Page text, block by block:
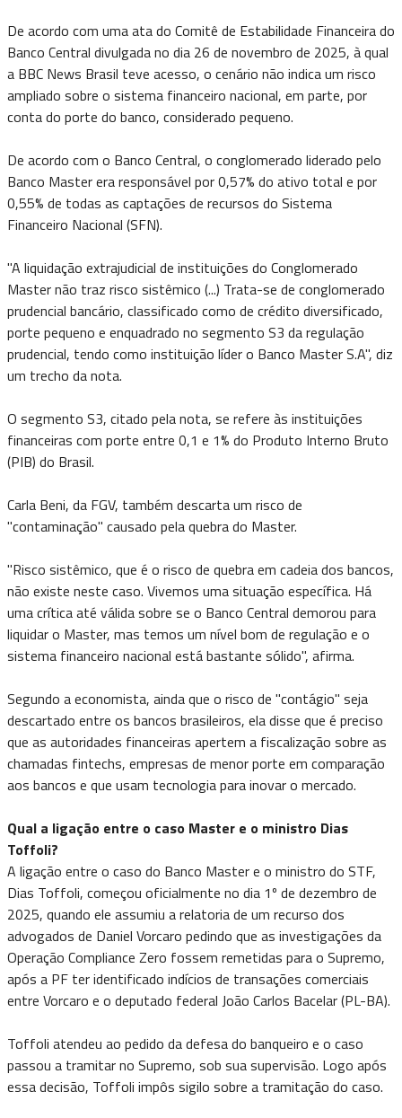
De acordo com uma ata do Comitê de Estabilidade Financeira do
Banco Central divulgada no dia 26 de novembro de 2025, à qual
a BBC News Brasil teve acesso, o cenário não indica um risco
ampliado sobre o sistema financeiro nacional, em parte, por
conta do porte do banco, considerado pequeno.
De acordo com o Banco Central, o conglomerado liderado pelo
Banco Master era responsável por 0,57% do ativo total e por
0,55% de todas as captações de recursos do Sistema
Financeiro Nacional (SFN).
"A liquidação extrajudicial de instituições do Conglomerado
Master não traz risco sistêmico (...) Trata-se de conglomerado
prudencial bancário, classificado como de crédito diversificado,
porte pequeno e enquadrado no segmento S3 da regulação
prudencial, tendo como instituição líder o Banco Master S.A", diz
um trecho da nota.
O segmento S3, citado pela nota, se refere às instituições
financeiras com porte entre 0,1 e 1% do Produto Interno Bruto
(PIB) do Brasil.
Carla Beni, da FGV, também descarta um risco de
"contaminação" causado pela quebra do Master.
"Risco sistêmico, que é o risco de quebra em cadeia dos bancos,
não existe neste caso. Vivemos uma situação específica. Há
uma crítica até válida sobre se o Banco Central demorou para
liquidar o Master, mas temos um nível bom de regulação e o
sistema financeiro nacional está bastante sólido", afirma.
Segundo a economista, ainda que o risco de "contágio" seja
descartado entre os bancos brasileiros, ela disse que é preciso
que as autoridades financeiras apertem a fiscalização sobre as
chamadas fintechs, empresas de menor porte em comparação
aos bancos e que usam tecnologia para inovar o mercado.
Qual a ligação entre o caso Master e o ministro Dias
Toffoli?
A ligação entre o caso do Banco Master e o ministro do STF,
Dias Toffoli, começou oficialmente no dia 1º de dezembro de
2025, quando ele assumiu a relatoria de um recurso dos
advogados de Daniel Vorcaro pedindo que as investigações da
Operação Compliance Zero fossem remetidas para o Supremo,
após a PF ter identificado indícios de transações comerciais
entre Vorcaro e o deputado federal João Carlos Bacelar (PL-BA).
Toffoli atendeu ao pedido da defesa do banqueiro e o caso
passou a tramitar no Supremo, sob sua supervisão. Logo após
essa decisão, Toffoli impôs sigilo sobre a tramitação do caso.